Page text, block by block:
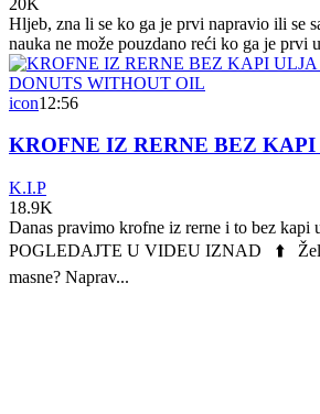
Hljeb, zna li se ko ga je prvi napravio ili se
nauka ne može pouzdano reći ko ga je prvi
icon12:56
KROFNE IZ RERNE BEZ
K.I.P
18.9K
Danas pravimo krofne iz rerne i to bez kapi
POGLEDAJTE U VIDEU IZNAD ⬆️
masne? Naprav...